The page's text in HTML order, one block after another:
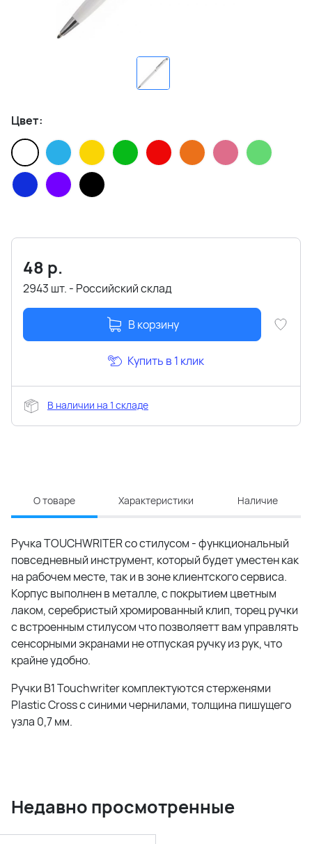
Цвет:
48 р.
2943 шт. - Российский склад
В корзину
Купить в 1 клик
В наличии на 1 складе
О товаре Характеристики Наличие
Ручка TOUCHWRITER со стилусом - функциональный
повседневный инструмент, который будет уместен как
на рабочем месте, так и в зоне клиентского сервиса.
Корпус выполнен в металле, с покрытием цветным
лаком, серебристый хромированный клип, торец ручки
с встроенным стилусом что позволяетт вам управлять
сенсорными экранами не отпуская ручку из рук, что
крайне удобно.
Ручки B1 Touchwriter комплектуются стерженями
Plastic Cross с синими чернилами, толщина пишущего
узла 0,7 мм.
Недавно просмотренные